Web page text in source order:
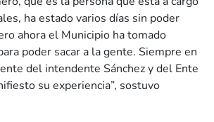
ha estado varios días sin poder
ahora el Municipio ha tomado
poder sacar a la gente. Siempre en
del intendente Sánchez y del Ente
su experiencia”, sostuvo